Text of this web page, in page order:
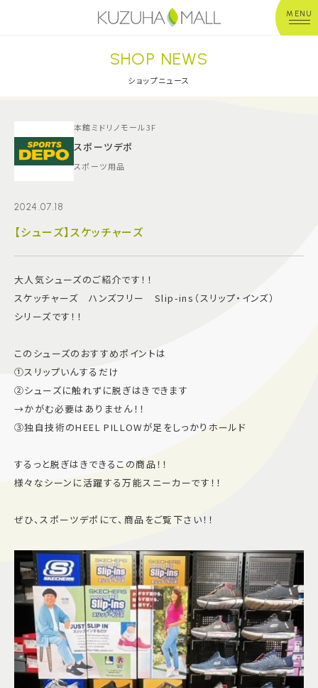
MENU
年中無休平 日：10:00~20:00
※店舗により異なる
ショップガイド
イベント
キッズ＆ベビー
よくあるご質問
スタッフ募集
Follow US
SHOP NEWS
ショップニュース
本館ミドリノモール3F
スポーツデポ
スポーツ用品
2024.07.18
【シューズ】スケッチャーズ
大人気シューズのご紹介です！！
スケッチャーズ ハンズフリー Slip-ins（スリップ・インズ）
シリーズです！！
このシューズのおすすめポイントは
①スリップいんするだけ
②シューズに触れずに脱ぎはきできます
→かがむ必要はありません！！
③独自技術のHEEL PILLOWが足をしっかりホールド
するっと脱ぎはきできるこの商品！！
様々なシーンに活躍する万能スニーカーです！！
ぜひ、スポーツデポにて、商品をご覧下さい！！